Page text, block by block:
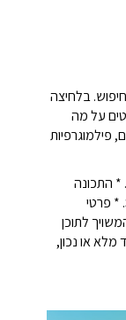
בלחיצה
על מה
פילמוגרפיות
* התכונה
תהיה זמינה בכבלים וב-Samsung TV Plus. * פרטי
לתוכן
מלא או נכון,